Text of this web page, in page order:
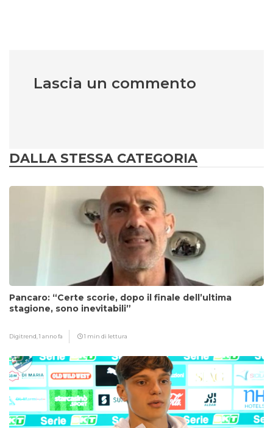
Lascia un commento
DALLA STESSA CATEGORIA
Pancaro: “Certe scorie, dopo il finale dell’ultima
stagione, sono inevitabili”
Digitrend,1 anno fa 1 min di lettura